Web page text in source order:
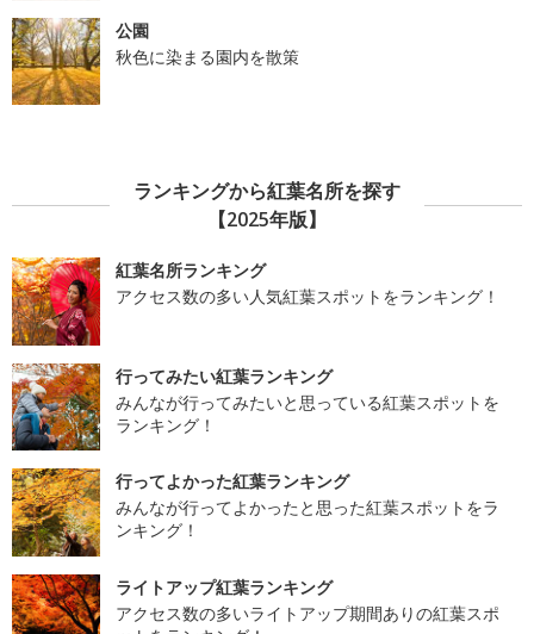
公園
秋色に染まる園内を散策
ランキングから紅葉名所を探す
【2025年版】
紅葉名所ランキング
アクセス数の多い人気紅葉スポットをランキング！
行ってみたい紅葉ランキング
みんなが行ってみたいと思っている紅葉スポットを
ランキング！
行ってよかった紅葉ランキング
みんなが行ってよかったと思った紅葉スポットをラ
ンキング！
ライトアップ紅葉ランキング
アクセス数の多いライトアップ期間ありの紅葉スポ